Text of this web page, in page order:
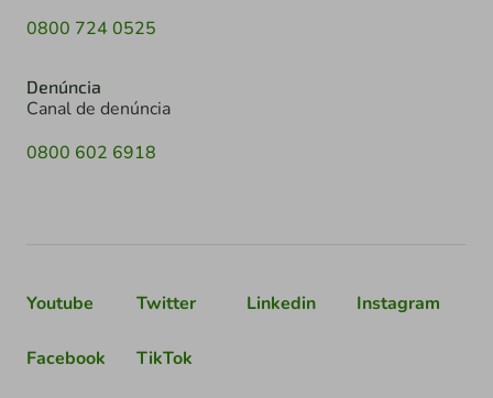
0800 724 0525
Denúncia
Canal de denúncia
0800 602 6918
Youtube Twitter Linkedin Instagram
Facebook TikTok